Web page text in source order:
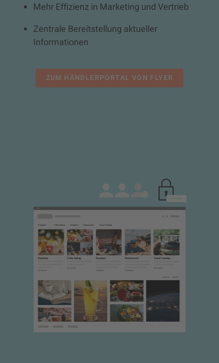
Mehr Effizienz in Marketing und Vertrieb
Zentrale Bereitstellung aktueller
Informationen
ZUM HÄNDLERPORTAL VON FLYER